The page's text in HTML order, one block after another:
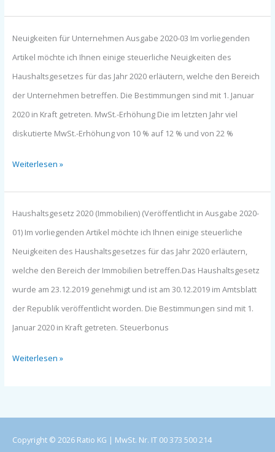
Neuigkeiten für Unternehmen Ausgabe 2020-03 Im vorliegenden
Artikel möchte ich Ihnen einige steuerliche Neuigkeiten des
Haushaltsgesetzes für das Jahr 2020 erläutern, welche den Bereich
der Unternehmen betreffen. Die Bestimmungen sind mit 1. Januar
2020 in Kraft getreten. MwSt.-Erhöhung Die im letzten Jahr viel
diskutierte MwSt.-Erhöhung von 10 % auf 12 % und von 22 %
Haushaltsgesetzt
2020
Unternehmen
(Ausgabe
2020-
03)
Weiterlesen »
Haushaltsgesetz 2020 (Immobilien) (Veröffentlicht in Ausgabe 2020-
01) Im vorliegenden Artikel möchte ich Ihnen einige steuerliche
Neuigkeiten des Haushaltsgesetzes für das Jahr 2020 erläutern,
welche den Bereich der Immobilien betreffen.Das Haushaltsgesetz
wurde am 23.12.2019 genehmigt und ist am 30.12.2019 im Amtsblatt
der Republik veröffentlicht worden. Die Bestimmungen sind mit 1.
Januar 2020 in Kraft getreten. Steuerbonus
Haushaltsgesetz
2020
Immobilien
(Ausgabe
2020-
01)
Weiterlesen »
Copyright © 2026 Ratio KG | MwSt. Nr. IT 00 373 500 214